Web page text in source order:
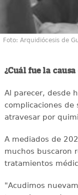
Foto: Arquidiócesis de
¿Cuál fue la
Al parecer, desde
complicaciones
atravesar por
A mediados de
muchos buscaron
tratamientos
"Acudimos